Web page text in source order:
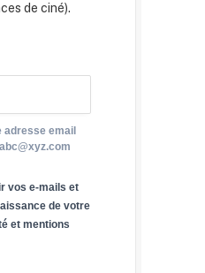
de ciné).
adresse email
vos e-mails et
de votre
et mentions